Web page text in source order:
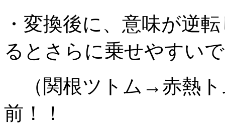
・変換後に、意味が逆
るとさらに乗せやすい
（関根ツトム→赤熱
前！！